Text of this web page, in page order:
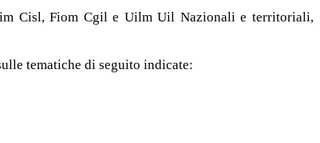
Cisl, Fiom Cgil e Uilm Uil Nazionali e territoriali,
tematiche di seguito indicate: